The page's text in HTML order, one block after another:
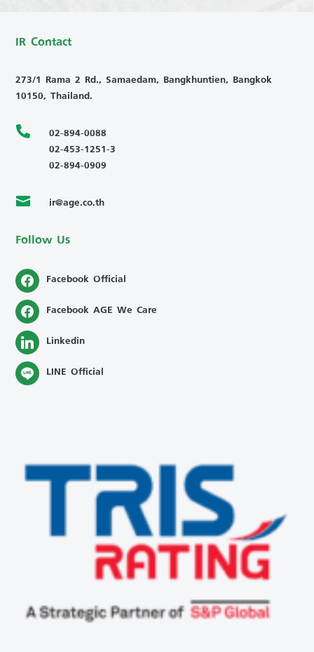
IR Contact
273/1 Rama 2 Rd., Samaedam, Bangkhuntien, Bangkok
10150, Thailand.

02-894-0088
02-453-1251-3
02-894-0909
 ir@age.co.th
Follow Us
Facebook Official
Facebook AGE We Care
Linkedin
LINE Official